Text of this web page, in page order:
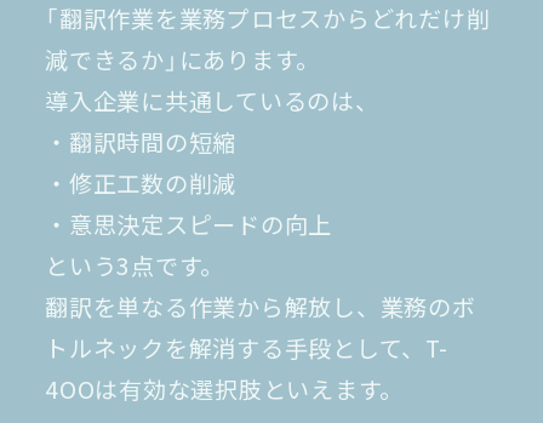
「翻訳作業を業務プロセスからどれだけ削
減できるか」にあります。
導入企業に共通しているのは、
・翻訳時間の短縮
・修正工数の削減
・意思決定スピードの向上
という3点です。
翻訳を単なる作業から解放し、業務のボ
トルネックを解消する手段として、T-
4OOは有効な選択肢といえます。